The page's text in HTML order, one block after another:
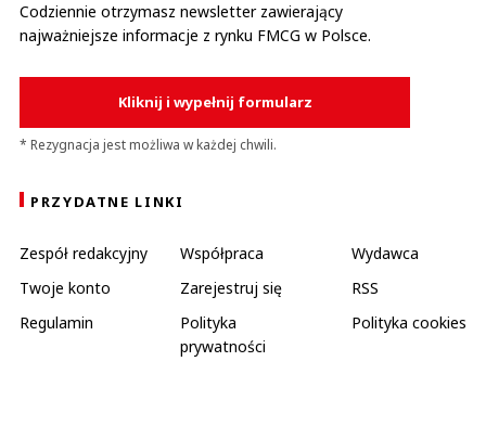
Codziennie otrzymasz newsletter zawierający
najważniejsze informacje z rynku FMCG w Polsce.
Kliknij i wypełnij formularz
* Rezygnacja jest możliwa w każdej chwili.
PRZYDATNE LINKI
Zespół redakcyjny Współpraca
Wydawca
Twoje konto
Zarejestruj się
RSS
Regulamin
Polityka
prywatności
Polityka cookies